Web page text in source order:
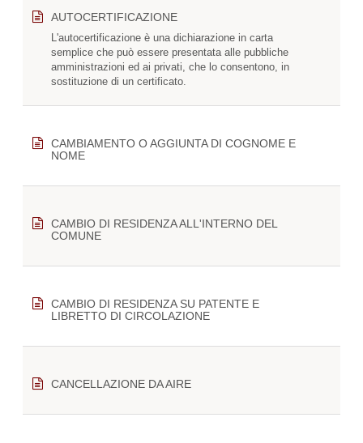
AUTOCERTIFICAZIONE
L'autocertificazione è una dichiarazione in carta
semplice che può essere presentata alle pubbliche
amministrazioni ed ai privati, che lo consentono, in
sostituzione di un certificato.
CAMBIAMENTO O AGGIUNTA DI COGNOME E
NOME
CAMBIO DI RESIDENZA ALL'INTERNO DEL
COMUNE
CAMBIO DI RESIDENZA SU PATENTE E
LIBRETTO DI CIRCOLAZIONE
CANCELLAZIONE DA AIRE